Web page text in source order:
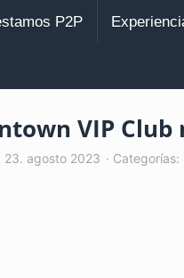
P2P
VIP
23. agosto 2023 Categorías: